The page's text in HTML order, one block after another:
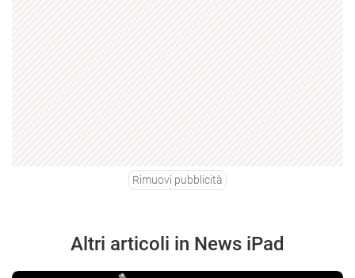
Rimuovi pubblicità
Altri articoli in News iPad